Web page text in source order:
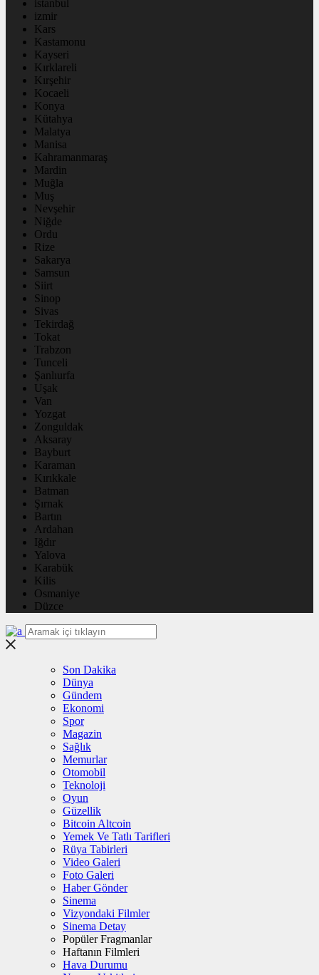
istanbul
izmir
Kars
Kastamonu
Kayseri
Kırklareli
Kırşehir
Kocaeli
Konya
Kütahya
Malatya
Manisa
Kahramanmaraş
Mardin
Muğla
Muş
Nevşehir
Niğde
Ordu
Rize
Sakarya
Samsun
Siirt
Sinop
Sivas
Tekirdağ
Tokat
Trabzon
Tunceli
Şanlıurfa
Uşak
Van
Yozgat
Zonguldak
Aksaray
Bayburt
Karaman
Kırıkkale
Batman
Şırnak
Bartın
Ardahan
Iğdır
Yalova
Karabük
Kilis
Osmaniye
Düzce
Son Dakika
Dünya
Gündem
Ekonomi
Spor
Magazin
Sağlık
Memurlar
Otomobil
Teknoloji
Oyun
Güzellik
Bitcoin Altcoin
Yemek Ve Tatlı Tarifleri
Rüya Tabirleri
Video Galeri
Foto Galeri
Haber Gönder
Sinema
Vizyondaki Filmler
Sinema Detay
Popüler Fragmanlar
Haftanın Filmleri
Hava Durumu